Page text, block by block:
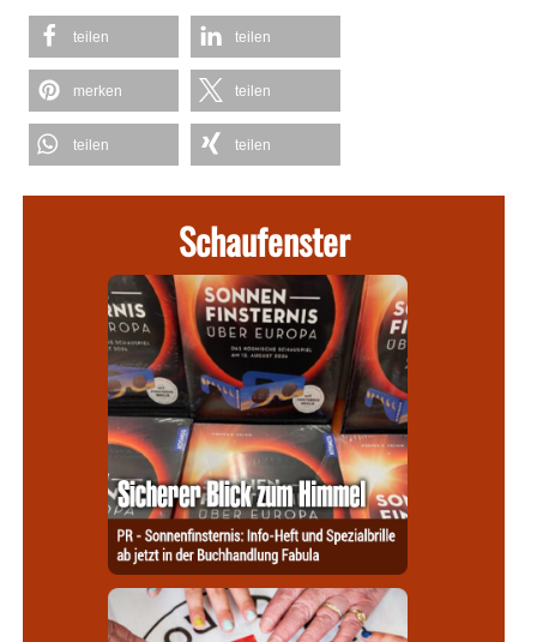
teilen teilen
merken teilen
teilen teilen
Schaufenster